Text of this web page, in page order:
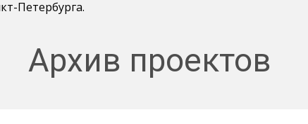
Петербурга.
Архив проектов